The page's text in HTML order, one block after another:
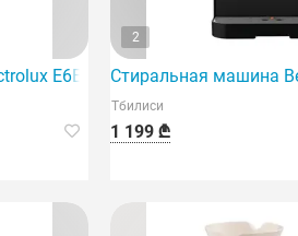
E6Ec1-6Bst, черная.
2
Стиральная машина
Тбилиси
1 199 ₾